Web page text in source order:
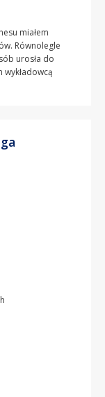
miałem
Równolegle
urosła do
wykładowcą